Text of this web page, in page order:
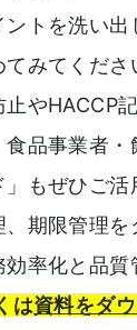
トを洗い出
みてくださ
やHACCP
品事業者・
もぜひご
期限管理を
率化と品質
は資料をダ